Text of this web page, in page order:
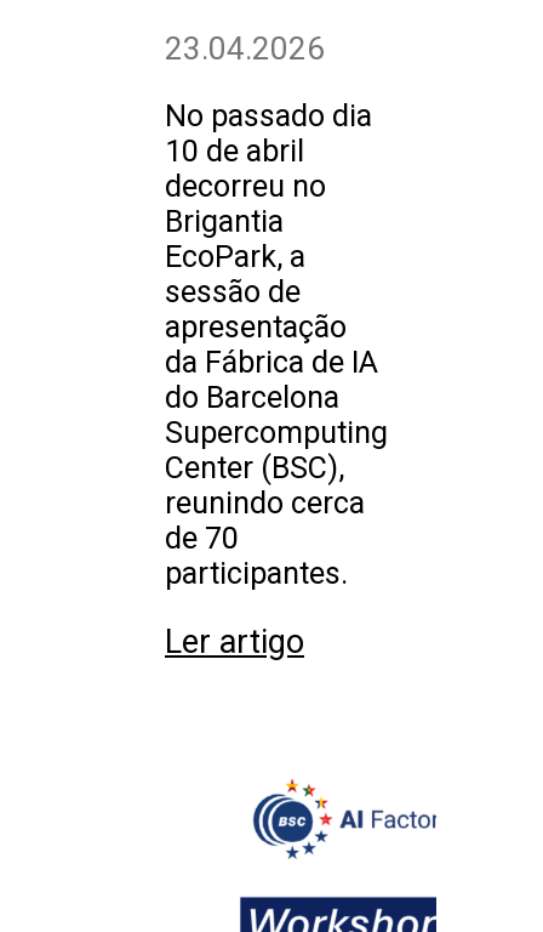
23.04.2026
No passado dia
10 de abril
decorreu no
Brigantia
EcoPark, a
sessão de
apresentação
da Fábrica de IA
do Barcelona
Supercomputing
Center (BSC),
reunindo cerca
de 70
participantes.
Ler artigo